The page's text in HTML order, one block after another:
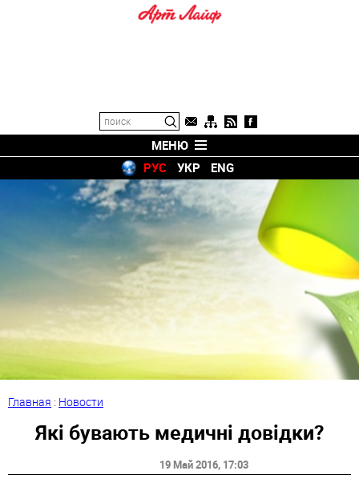
МЕНЮ
РУС
УКР ENG
Главная : Новости
Які бувають медичні довідки?
19 Май 2016, 17:03